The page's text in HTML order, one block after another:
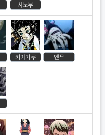
시노부
카이가쿠 엔무